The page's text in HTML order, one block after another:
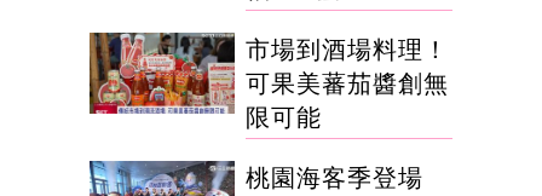
市場到酒場料理！
可果美蕃茄醬創無
限可能
桃園海客季登場